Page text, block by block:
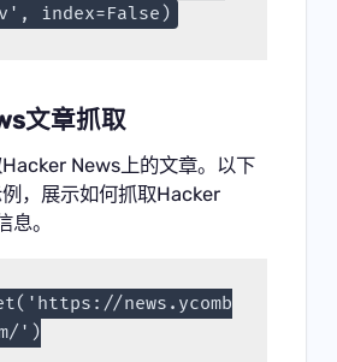
index=False)
文章抓取
News上的文章。以下
，展示如何抓取Hacker
息。
news.ycomb
')